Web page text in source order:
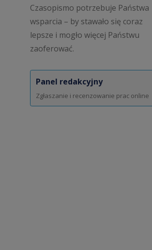
Czasopismo potrzebuje Państwa
wsparcia – by stawało się coraz
lepsze i mogło więcej Państwu
zaoferować.
Panel redakcyjny
Zgłaszanie i recenzowanie prac online